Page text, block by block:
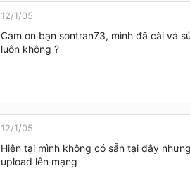
12/1/05
Cám ơn bạn sontran73, mình đã cài và
luôn không ?
12/1/05
Hiện tại mình không có sẵn tại đây
upload lên mạng